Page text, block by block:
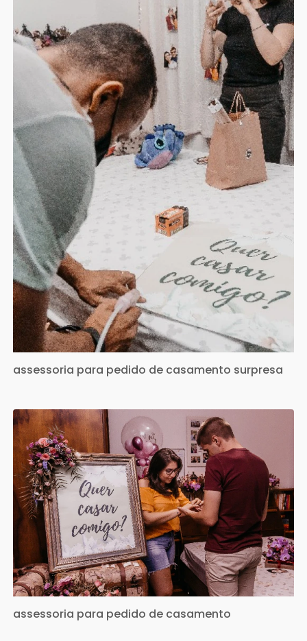
assessoria para pedido de casamento surpresa
assessoria para pedido de casamento